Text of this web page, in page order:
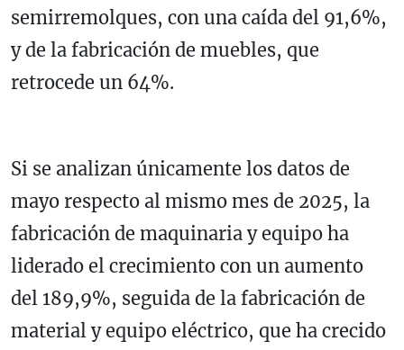
semirremolques, con una caída del 91,6%,
y de la fabricación de muebles, que
retrocede un 64%.
Si se analizan únicamente los datos de
mayo respecto al mismo mes de 2025, la
fabricación de maquinaria y equipo ha
liderado el crecimiento con un aumento
del 189,9%, seguida de la fabricación de
material y equipo eléctrico, que ha crecido